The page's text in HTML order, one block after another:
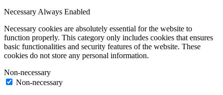
Necessary Always Enabled
Necessary cookies are absolutely essential for the website to
function properly. This category only includes cookies that ensures
basic functionalities and security features of the website. These
cookies do not store any personal information.
Non-necessary
Non-necessary